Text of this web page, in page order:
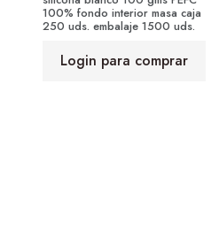
100% fondo interior masa caja
250 uds. embalaje 1500 uds.
Login para comprar